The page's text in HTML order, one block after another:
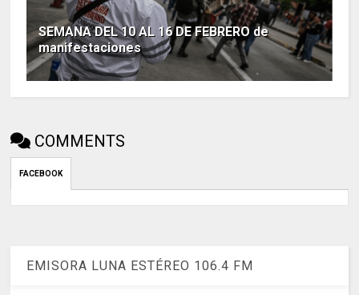
SEMANA DEL 10 AL 16 DE FEBRERO de
manifestaciones
COMMENTS
FACEBOOK
EMISORA LUNA ESTÉREO 106.4 FM